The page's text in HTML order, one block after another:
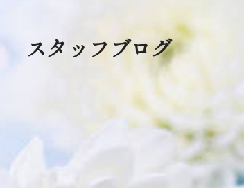
スタッフブログ